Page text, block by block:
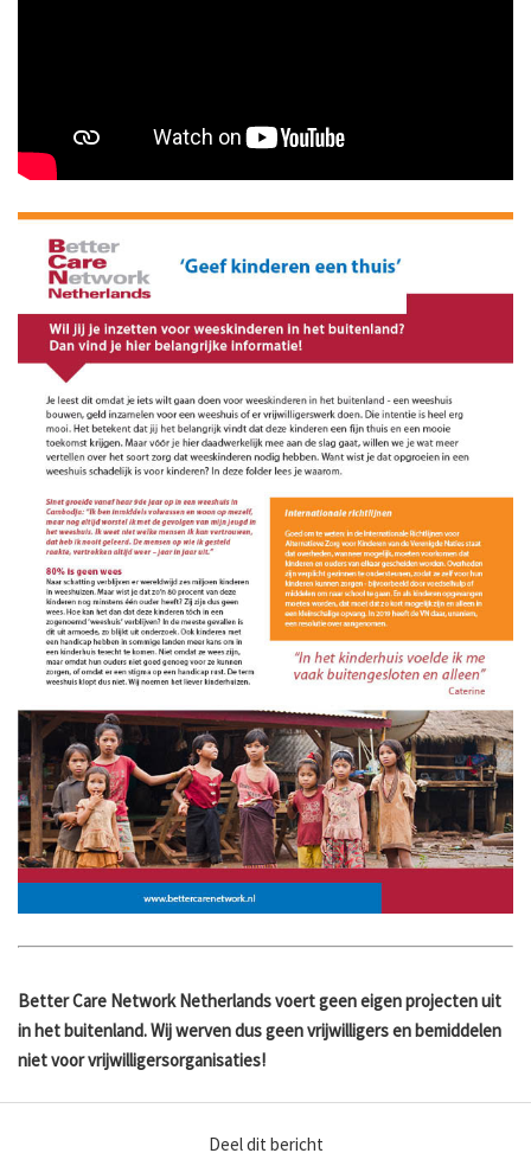
Better Care Network Netherlands voert geen eigen projecten uit
in het buitenland. Wij werven dus geen vrijwilligers en bemiddelen
niet voor vrijwilligersorganisaties!
Deel dit bericht